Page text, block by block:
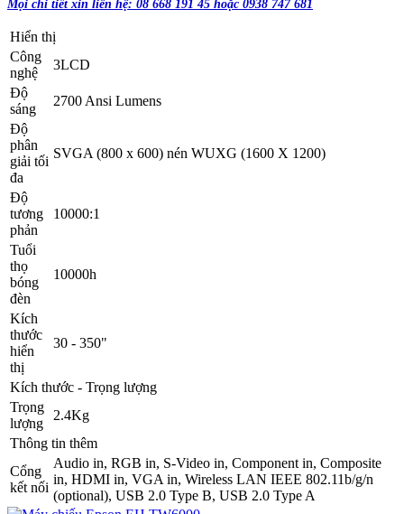
Mọi chi tiết xin liên hệ: 08 668 191 45 hoặc 0938 747 681
Hiển thị
Công
nghệ
3LCD
Độ
sáng
2700 Ansi Lumens
Độ
phân
giải tối
đa
SVGA (800 x 600) nén WUXG (1600 X 1200)
Độ
tương
phản
10000:1
Tuổi
thọ
bóng
đèn
10000h
Kích
thước
hiển
thị
30 - 350"
Kích thước - Trọng lượng
Trọng
lượng
2.4Kg
Thông tin thêm
Cổng
kết nối
Audio in, RGB in, S-Video in, Component in, Composite
in, HDMI in, VGA in, Wireless LAN IEEE 802.11b/g/n
(optional), USB 2.0 Type B, USB 2.0 Type A